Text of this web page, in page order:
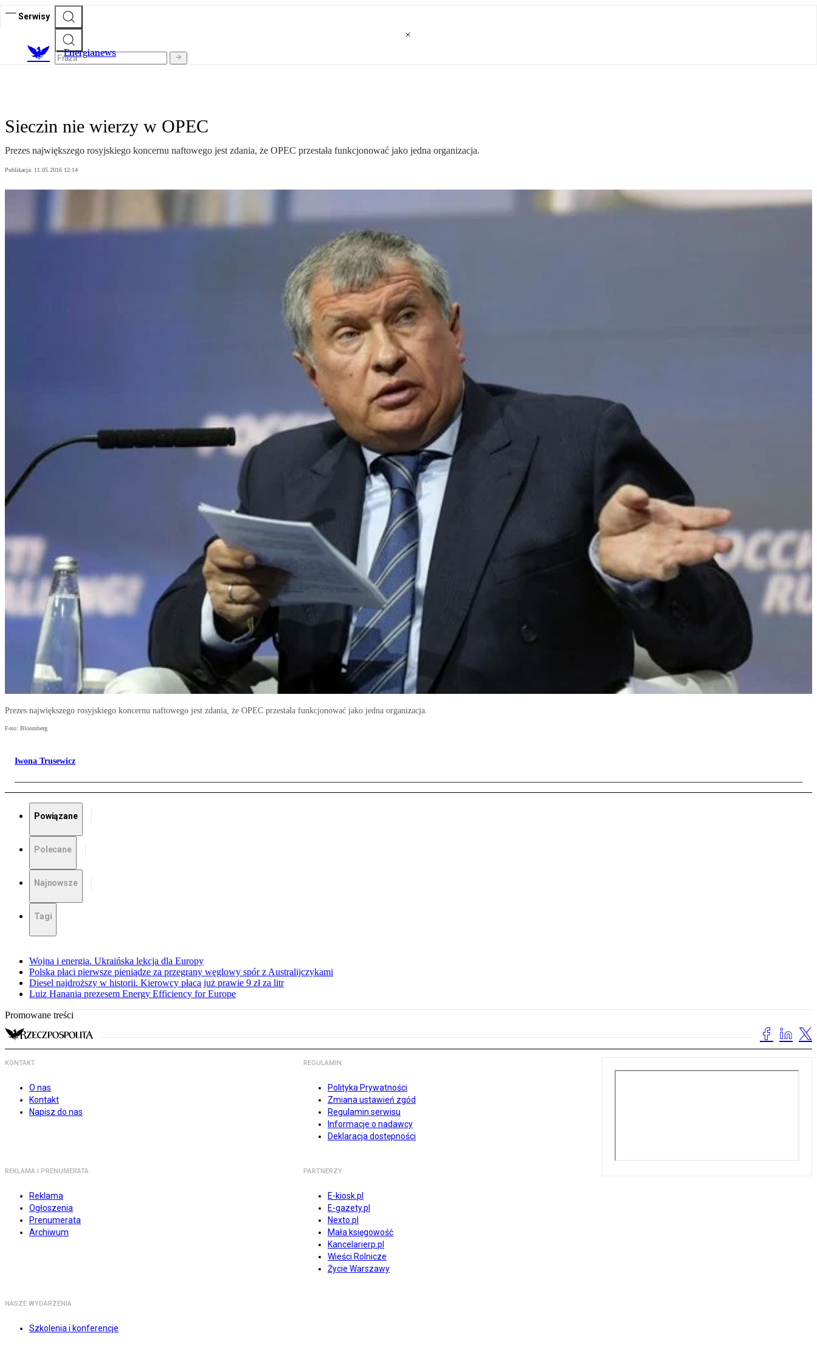
Serwisy
Energianews
Sieczin nie wierzy w OPEC
Prezes największego rosyjskiego koncernu naftowego jest zdania, że OPEC przestała funkcjonować jako jedna organizacja.
Publikacja: 11.05.2016 12:14
Prezes największego rosyjskiego koncernu naftowego jest zdania, że OPEC przestała funkcjonować jako jedna organizacja.
Foto: Bloomberg
Iwona Trusewicz
Powiązane
Polecane
Najnowsze
Tagi
Wojna i energia. Ukraińska lekcja dla Europy
Polska płaci pierwsze pieniądze za przegrany węglowy spór z Australijczykami
Diesel najdroższy w historii. Kierowcy płacą już prawie 9 zł za litr
Luiz Hanania prezesem Energy Efficiency for Europe
Promowane treści
KONTAKT
O nas
Kontakt
Napisz do nas
REGULAMIN
Polityka Prywatności
Zmiana ustawień zgód
Regulamin serwisu
Informacje o nadawcy
Deklaracja dostępności
REKLAMA I PRENUMERATA
Reklama
Ogłoszenia
Prenumerata
Archiwum
PARTNERZY
E-kiosk.pl
E-gazety.pl
Nexto.pl
Mała księgowość
Kancelarierp.pl
Wieści Rolnicze
Życie Warszawy
NASZE WYDARZENIA
Szkolenia i konferencje